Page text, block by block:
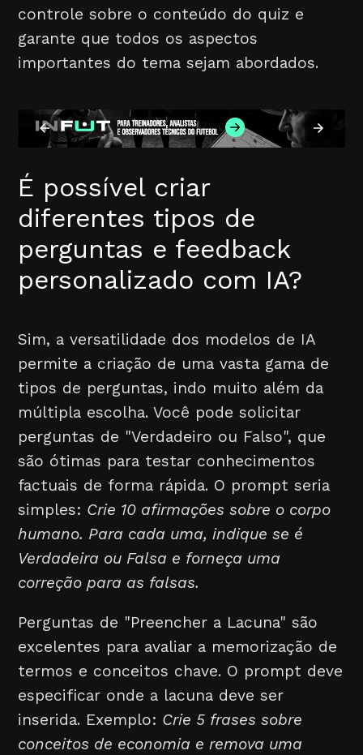
controle sobre o conteúdo do quiz e
garante que todos os aspectos
importantes do tema sejam abordados.
É possível criar
diferentes tipos de
perguntas e feedback
personalizado com IA?
Sim, a versatilidade dos modelos de IA
permite a criação de uma vasta gama de
tipos de perguntas, indo muito além da
múltipla escolha. Você pode solicitar
perguntas de "Verdadeiro ou Falso", que
são ótimas para testar conhecimentos
factuais de forma rápida. O prompt seria
simples: Crie 10 afirmações sobre o corpo
humano. Para cada uma, indique se é
Verdadeira ou Falsa e forneça uma
correção para as falsas.
Perguntas de "Preencher a Lacuna" são
excelentes para avaliar a memorização de
termos e conceitos chave. O prompt deve
especificar onde a lacuna deve ser
inserida. Exemplo: Crie 5 frases sobre
conceitos de economia e remova uma